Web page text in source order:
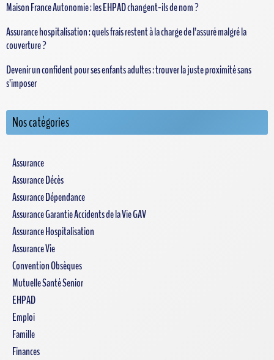
Maison France Autonomie : les EHPAD changent-ils de nom ?
Assurance hospitalisation : quels frais restent à la charge de l’assuré malgré la
couverture ?
Devenir un confident pour ses enfants adultes : trouver la juste proximité sans
s’imposer
Nos catégories
Assurance
Assurance Décès
Assurance Dépendance
Assurance Garantie Accidents de la Vie GAV
Assurance Hospitalisation
Assurance Vie
Convention Obsèques
Mutuelle Santé Senior
EHPAD
Emploi
Famille
Finances